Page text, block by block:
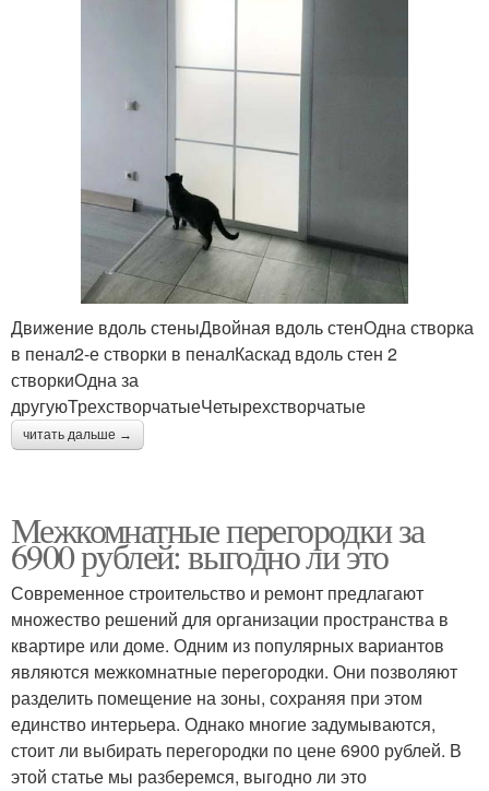
Движение вдоль стеныДвойная вдоль стенОдна створка
в пенал2-е створки в пеналКаскад вдоль стен 2
створкиОдна за
другуюТрехстворчатыеЧетырехстворчатые
читать дальше →
Межкомнатные перегородки за
6900 рублей: выгодно ли это
Современное строительство и ремонт предлагают
множество решений для организации пространства в
квартире или доме. Одним из популярных вариантов
являются межкомнатные перегородки. Они позволяют
разделить помещение на зоны, сохраняя при этом
единство интерьера. Однако многие задумываются,
стоит ли выбирать перегородки по цене 6900 рублей. В
этой статье мы разберемся, выгодно ли это